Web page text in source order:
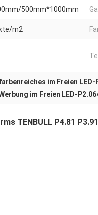
500mm*1000mm
m2
im Freien LED-
im Freien LED-
TENBULL P4.81